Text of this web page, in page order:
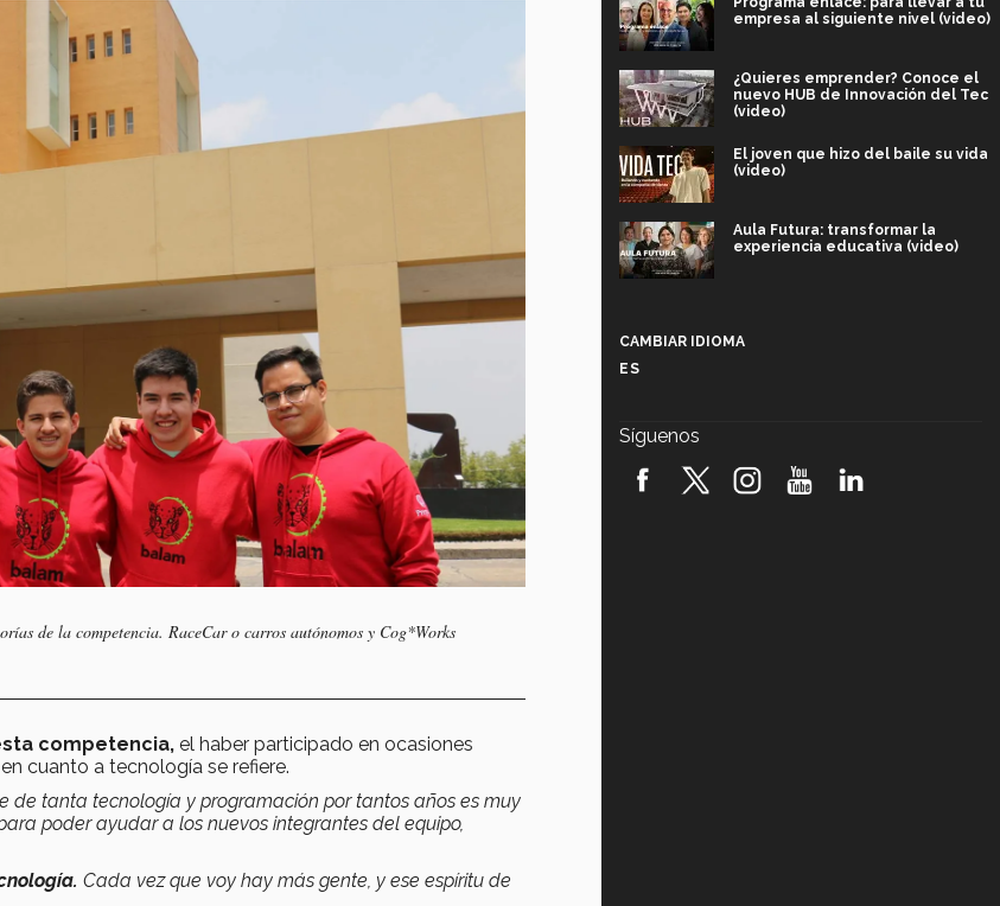
de la competencia. RaceCar o carros autónomos y Cog*Works
competencia, el haber participado en ocasiones
cuanto a tecnología se refiere.
de tanta tecnología y programación por tantos años es muy
poder ayudar a los nuevos integrantes del equipo,
Cada vez que voy hay más gente, y ese espíritu de
empresa al siguiente nivel (video)
¿Quieres emprender? Conoce el
nuevo HUB de Innovación del Tec
(video)
El joven que hizo del baile su vida
(video)
Aula Futura: transformar la
experiencia educativa (video)
robótica FIRST 2026! (video)
CAMBIAR IDIOMA
ES
Síguenos